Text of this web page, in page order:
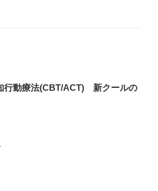
行動療法(CBT/ACT) 新クールの